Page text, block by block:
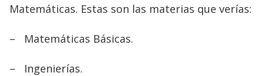
Matemáticas. Estas son las materias que verías:
– Matemáticas Básicas.
– Ingenierías.